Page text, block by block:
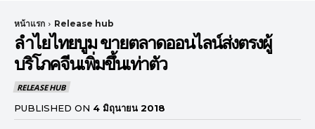
หน้าแรก Release hub
ลำไยไทยบูม ขายตลาดออนไลน์ส่งตรงผู้
บริโภคจีนเพิ่มขึ้นเท่าตัว
RELEASE HUB
PUBLISHED ON 4 มิถุนายน 2018